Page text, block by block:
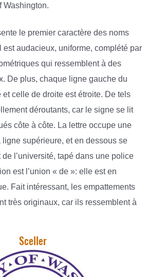
Washington.
le premier caractère des noms
est audacieux, uniforme, complété par
qui ressemblent à des
De plus, chaque ligne gauche du
celle de droite est étroite. De tels
déroutants, car le signe se lit
côte à côte. La lettre occupe une
supérieure, et en dessous se
l’université, tapé dans une police
est l’union « de »: elle est en
Fait intéressant, les empattements
très originaux, car ils ressemblent à
Sceller